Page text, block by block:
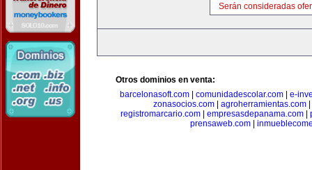
Serán consideradas
Otros dominios en venta:
barcelonasoft.com
comunidadescolar.com
e-
zonasocios.com
agroherramientas.com
registromarcario.com| empresasdepanama.com|
prensaweb.com